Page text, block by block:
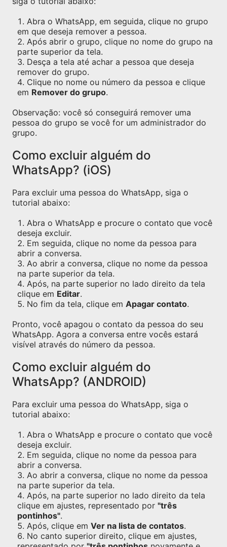
Abra o WhatsApp, em seguida, clique no grupo
em que deseja remover a pessoa.
Após abrir o grupo, clique no nome do grupo na
parte superior da tela.
Desça a tela até achar a pessoa que deseja
remover do grupo.
Clique no nome ou número da pessoa e clique
em Remover do grupo.
Observação: você só conseguirá remover uma
pessoa do grupo se você for um administrador do
grupo.
Como excluir alguém do
WhatsApp? (iOS)
Para excluir uma pessoa do WhatsApp, siga o
tutorial abaixo:
Abra o WhatsApp e procure o contato que você
deseja excluir.
Em seguida, clique no nome da pessoa para
abrir a conversa.
Ao abrir a conversa, clique no nome da pessoa
na parte superior da tela.
Após, na parte superior no lado direito da tela
clique em Editar.
No fim da tela, clique em Apagar contato.
Pronto, você apagou o contato da pessoa do seu
WhatsApp. Agora a conversa entre vocês estará
visível através do número da pessoa.
Como excluir alguém do
WhatsApp? (ANDROID)
Para excluir uma pessoa do WhatsApp, siga o
tutorial abaixo:
Abra o WhatsApp e procure o contato que você
deseja excluir.
Em seguida, clique no nome da pessoa para
abrir a conversa.
Ao abrir a conversa, clique no nome da pessoa
na parte superior da tela.
Após, na parte superior no lado direito da tela
clique em ajustes, representado por "três
pontinhos".
Após, clique em Ver na lista de contatos.
No canto superior direito, clique em ajustes,